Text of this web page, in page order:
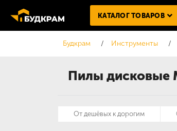
Пилы дисковые
КАТАЛОГ ТОВАРОВ
Будкрам Инструменты
От дешёвых к дорогим